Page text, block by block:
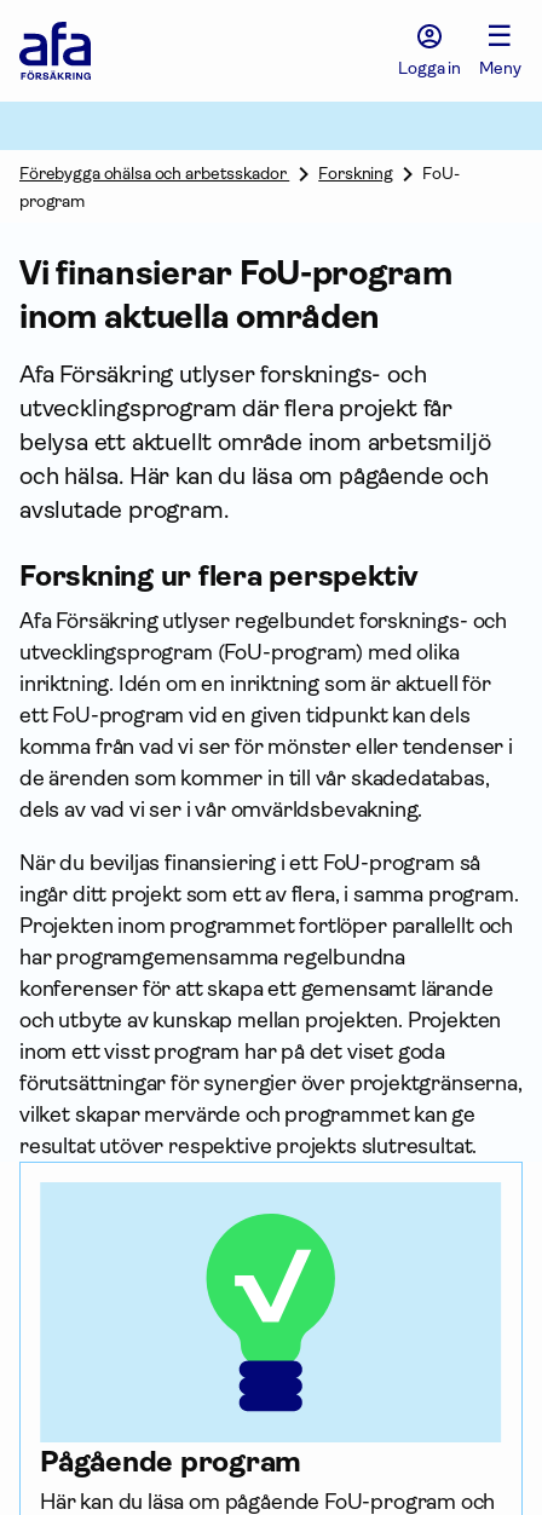
Försäkring
Logga in
☰
Meny
Förebygga ohälsa och arbetsskador Forskning
FoU-
program
Vi finansierar FoU-program
inom aktuella områden
Afa För­säkring utlyser forsknings- och
utvecklingsprogram där flera projekt får
belysa ett aktuellt område inom arbetsmiljö
och hälsa. Här kan du läsa om pågående och
avslutade program.
Forskning ur flera perspektiv
Afa För­säkring utlyser regel­bundet forsknings- och
utvecklingsprogram (FoU-program) med olika
inriktning. Idén om en inriktning som är aktuell för
ett FoU-program vid en given tidpunkt kan dels
komma från vad vi ser för mönster eller tendenser i
de ärenden som kommer in till vår skadedatabas,
dels av vad vi ser i vår omvärlds­bevakning.
När du beviljas finansiering i ett FoU-program så
ingår ditt projekt som ett av flera, i samma program.
Projekten inom programmet fortlöper parallellt och
har programgemensamma regel­bundna
konferenser för att skapa ett gemensamt lärande
och utbyte av kunskap mellan projekten. Projekten
inom ett visst program har på det viset goda
förutsättningar för synergier över projektgränserna,
vilket skapar mervärde och programmet kan ge
resultat utöver respektive projekts slutresultat.
Pågående program
Här kan du läsa om pågående FoU-program och